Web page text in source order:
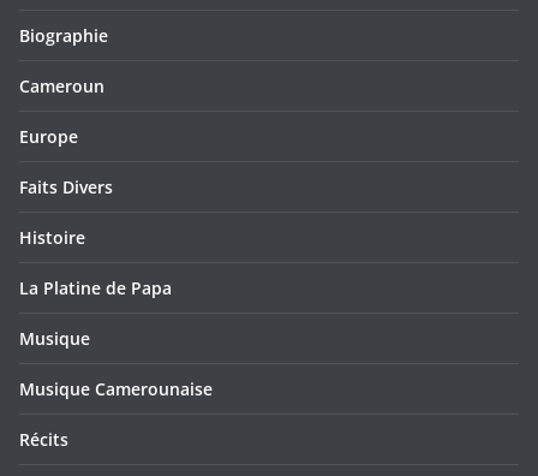
Biographie
Cameroun
Europe
Faits Divers
Histoire
La Platine de Papa
Musique
Musique Camerounaise
Récits